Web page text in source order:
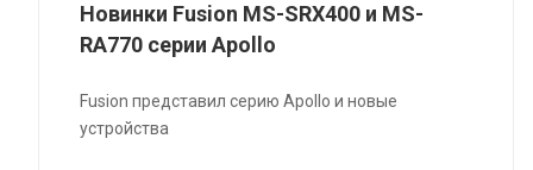
Новинки Fusion MS-SRX400 и MS-
RA770 серии Apollo
Fusion представил серию Apollo и новые
устройства